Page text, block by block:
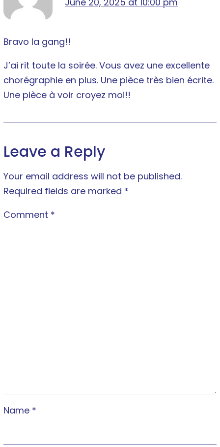
Bravo la gang!!
J’ai rit toute la soirée. Vous avez une excellente
chorégraphie en plus. Une pièce très bien écrite.
Une pièce à voir croyez moi!!
Leave a Reply
Your email address will not be published.
Required fields are marked *
Comment *
Name *